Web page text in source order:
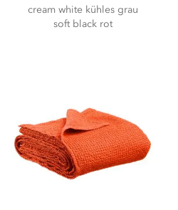
cream white kühles grau
soft black rot